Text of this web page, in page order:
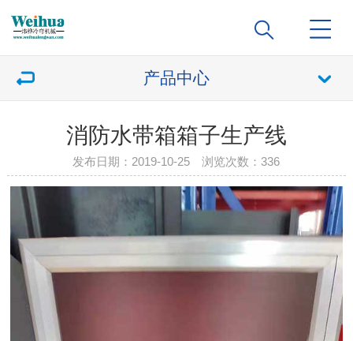
产品中心
消防水带箱箱子生产线
发布日期：2019-10-25 浏览次数：336